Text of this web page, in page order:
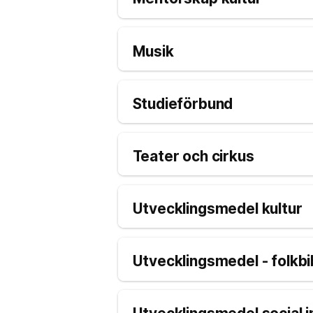
Musik
Studieförbund
Teater och cirkus
Utvecklingsmedel kultur
Utvecklingsmedel -